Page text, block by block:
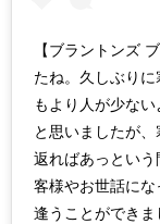
【ブラントンズ
たね。久しぶり
もより人が少な
と思いましたが
返ればあっとい
客様やお世話に
逢うことができ